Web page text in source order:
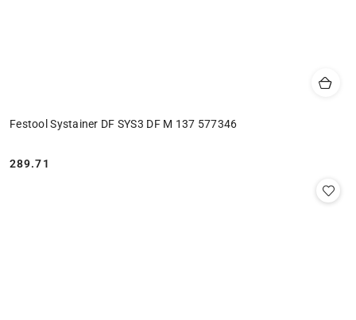
Festool Systainer DF SYS3 DF M 137 577346
Cena:
289.71